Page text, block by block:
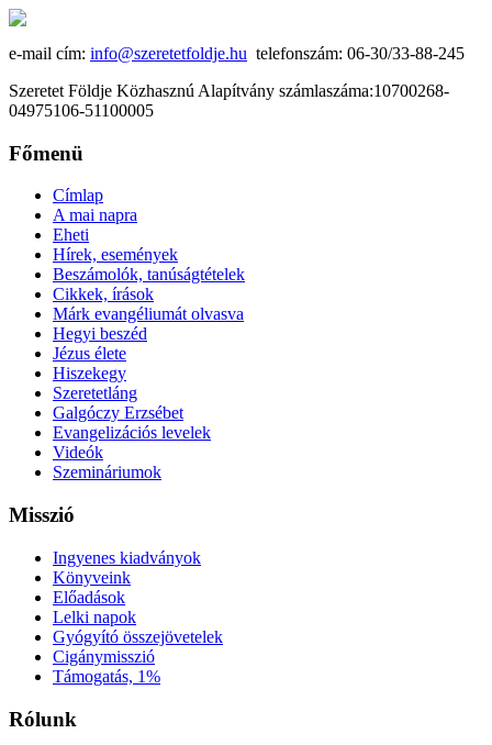
e-mail cím: info@szeretetfoldje.hu telefonszám: 06-30/33-88-245
Szeretet Földje Közhasznú Alapítvány számlaszáma:10700268-
04975106-51100005
Főmenü
Címlap
A mai napra
Eheti
Hírek, események
Beszámolók, tanúságtételek
Cikkek, írások
Márk evangéliumát olvasva
Hegyi beszéd
Jézus élete
Hiszekegy
Szeretetláng
Galgóczy Erzsébet
Evangelizációs levelek
Videók
Szemináriumok
Misszió
Ingyenes kiadványok
Könyveink
Előadások
Lelki napok
Gyógyító összejövetelek
Cigánymisszió
Támogatás, 1%
Rólunk